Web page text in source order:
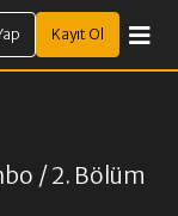
Kayıt Ol
/ 2. Bölüm